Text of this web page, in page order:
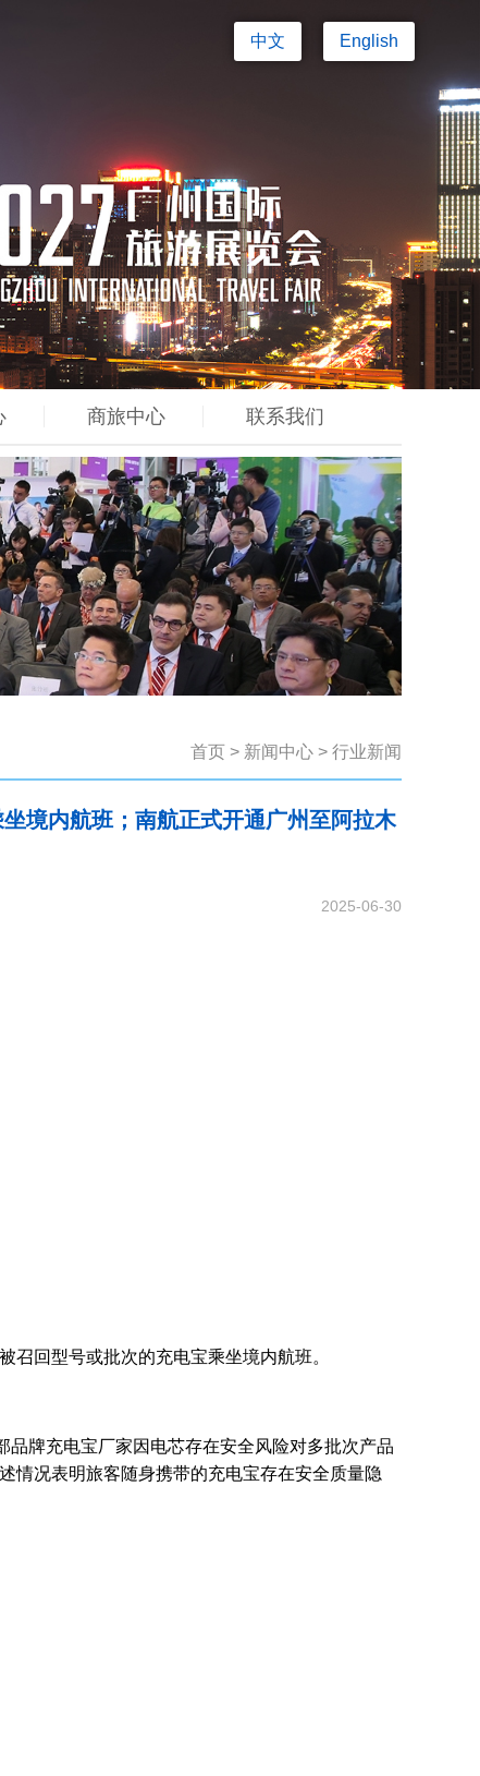
中文 English
商旅中心 联系我们
首页 > 新闻中心 > 行业新闻
境内航班；南航正式开通广州至阿拉木
2025-06-30
回型号或批次的充电宝乘坐境内航班。
牌充电宝厂家因电芯存在安全风险对多批次产品
情况表明旅客随身携带的充电宝存在安全质量隐